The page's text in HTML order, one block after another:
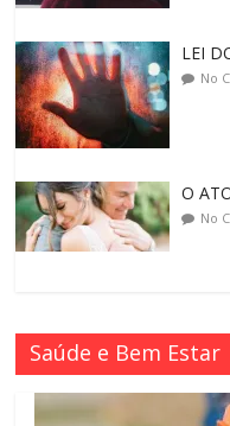
LEI
No
O
No
CIDA
No
Saúde e Bem Estar